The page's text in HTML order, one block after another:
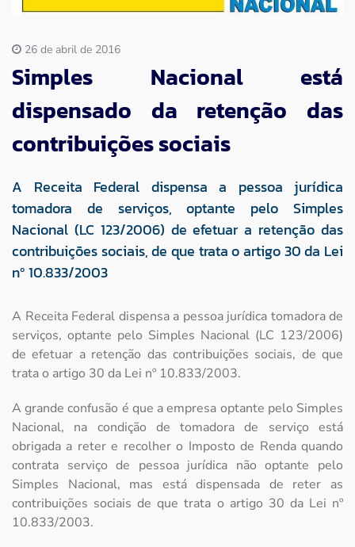
Imprensa
Contato
26 de abril de 2016
Simples Nacional está
dispensado da retenção das
contribuições sociais
A Receita Federal dispensa a pessoa jurídica
tomadora de serviços, optante pelo Simples
Nacional (LC 123/2006) de efetuar a retenção das
contribuições sociais, de que trata o artigo 30 da Lei
nº 10.833/2003
A Receita Federal dispensa a pessoa jurídica tomadora de
serviços, optante pelo Simples Nacional (LC 123/2006)
de efetuar a retenção das contribuições sociais, de que
trata o artigo 30 da Lei nº 10.833/2003.
A grande confusão é que a empresa optante pelo Simples
Nacional, na condição de tomadora de serviço está
obrigada a reter e recolher o Imposto de Renda quando
contrata serviço de pessoa jurídica não optante pelo
Simples Nacional, mas está dispensada de reter as
contribuições sociais de que trata o artigo 30 da Lei nº
10.833/2003.